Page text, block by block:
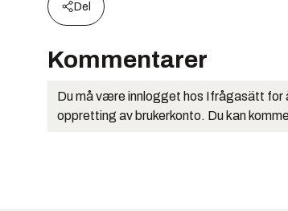
Del
Kommentarer
Du må være innlogget hos Ifrågasätt for
oppretting av brukerkonto. Du kan